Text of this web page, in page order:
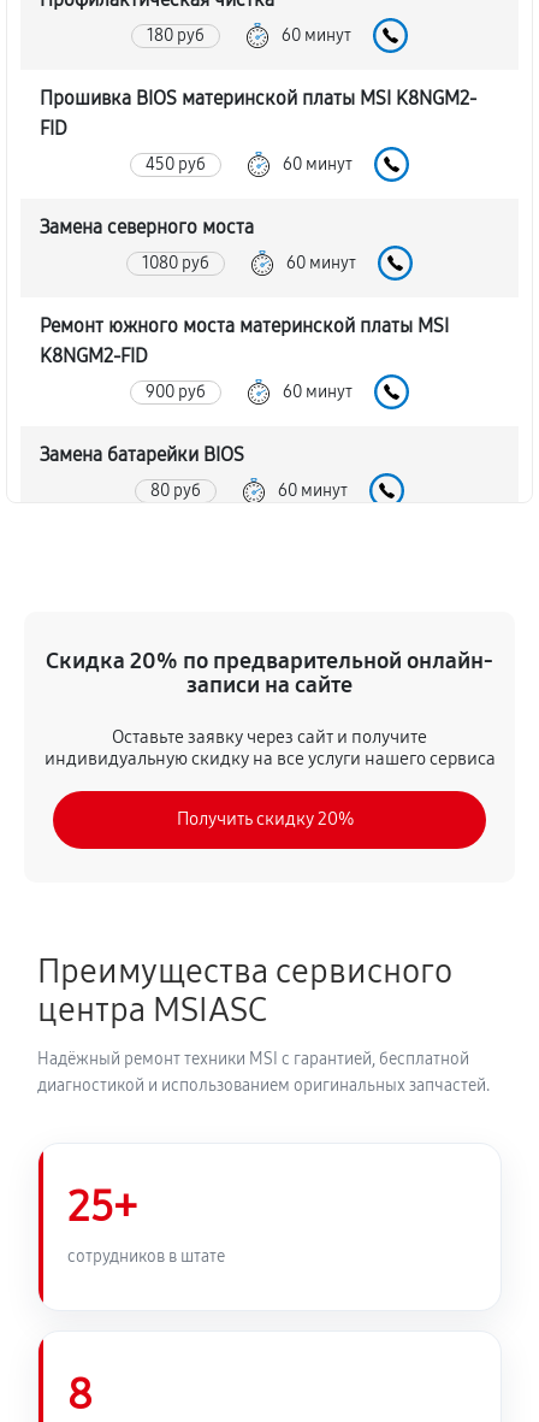
180 руб 60 минут
Прошивка BIOS материнской платы MSI K8NGM2-
FID
450 руб 60 минут
Замена северного моста
1080 руб 60 минут
Ремонт южного моста материнской платы MSI
K8NGM2-FID
900 руб 60 минут
Замена батарейки BIOS
80 руб 60 минут
Скидка 20% по предварительной онлайн-
записи на сайте
Оставьте заявку через сайт и получите
индивидуальную скидку на все услуги нашего сервиса
Получить скидку 20%
Преимущества сервисного
центра MSIASC
Надёжный ремонт техники MSI с гарантией, бесплатной
диагностикой и использованием оригинальных запчастей.
25+
сотрудников в штате
8